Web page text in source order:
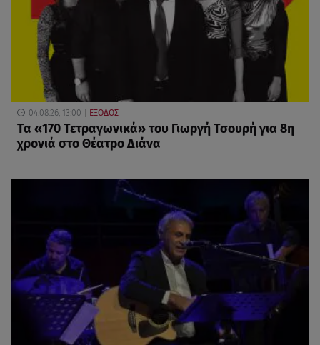
04.08.26, 13:00 ΕΞΟΔΟΣ
Τα «170 Τετραγωνικά» του Γιωργή Τσουρή για 8η
χρονιά στο Θέατρο Διάνα